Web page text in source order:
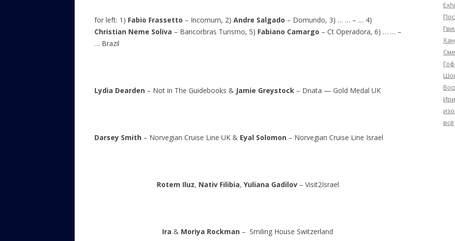
for left: 1) Fabio Frassetto – Incomum, 2) Andre Salgado – Domundo, 3) … … – … 4)
Christian Neme Soliva – Bancorbras Turismo, 5) Fabiano Camargo – Ct Operadora, 6) … … –
… Brazil
Lydia Dearden – Not in The Guidebooks & Jamie Greystock – Dnata — Gold Medal UK
Darsey Smith – Norvegian Cruise Line UK & Eyal Solomon – Norvegian Cruise Line Israel
Rotem Iluz, Nativ Filibia, Yuliana Gadilov– Visit2Israel
Ira & Moriya Rockman – Smiling House Switzerland
всё